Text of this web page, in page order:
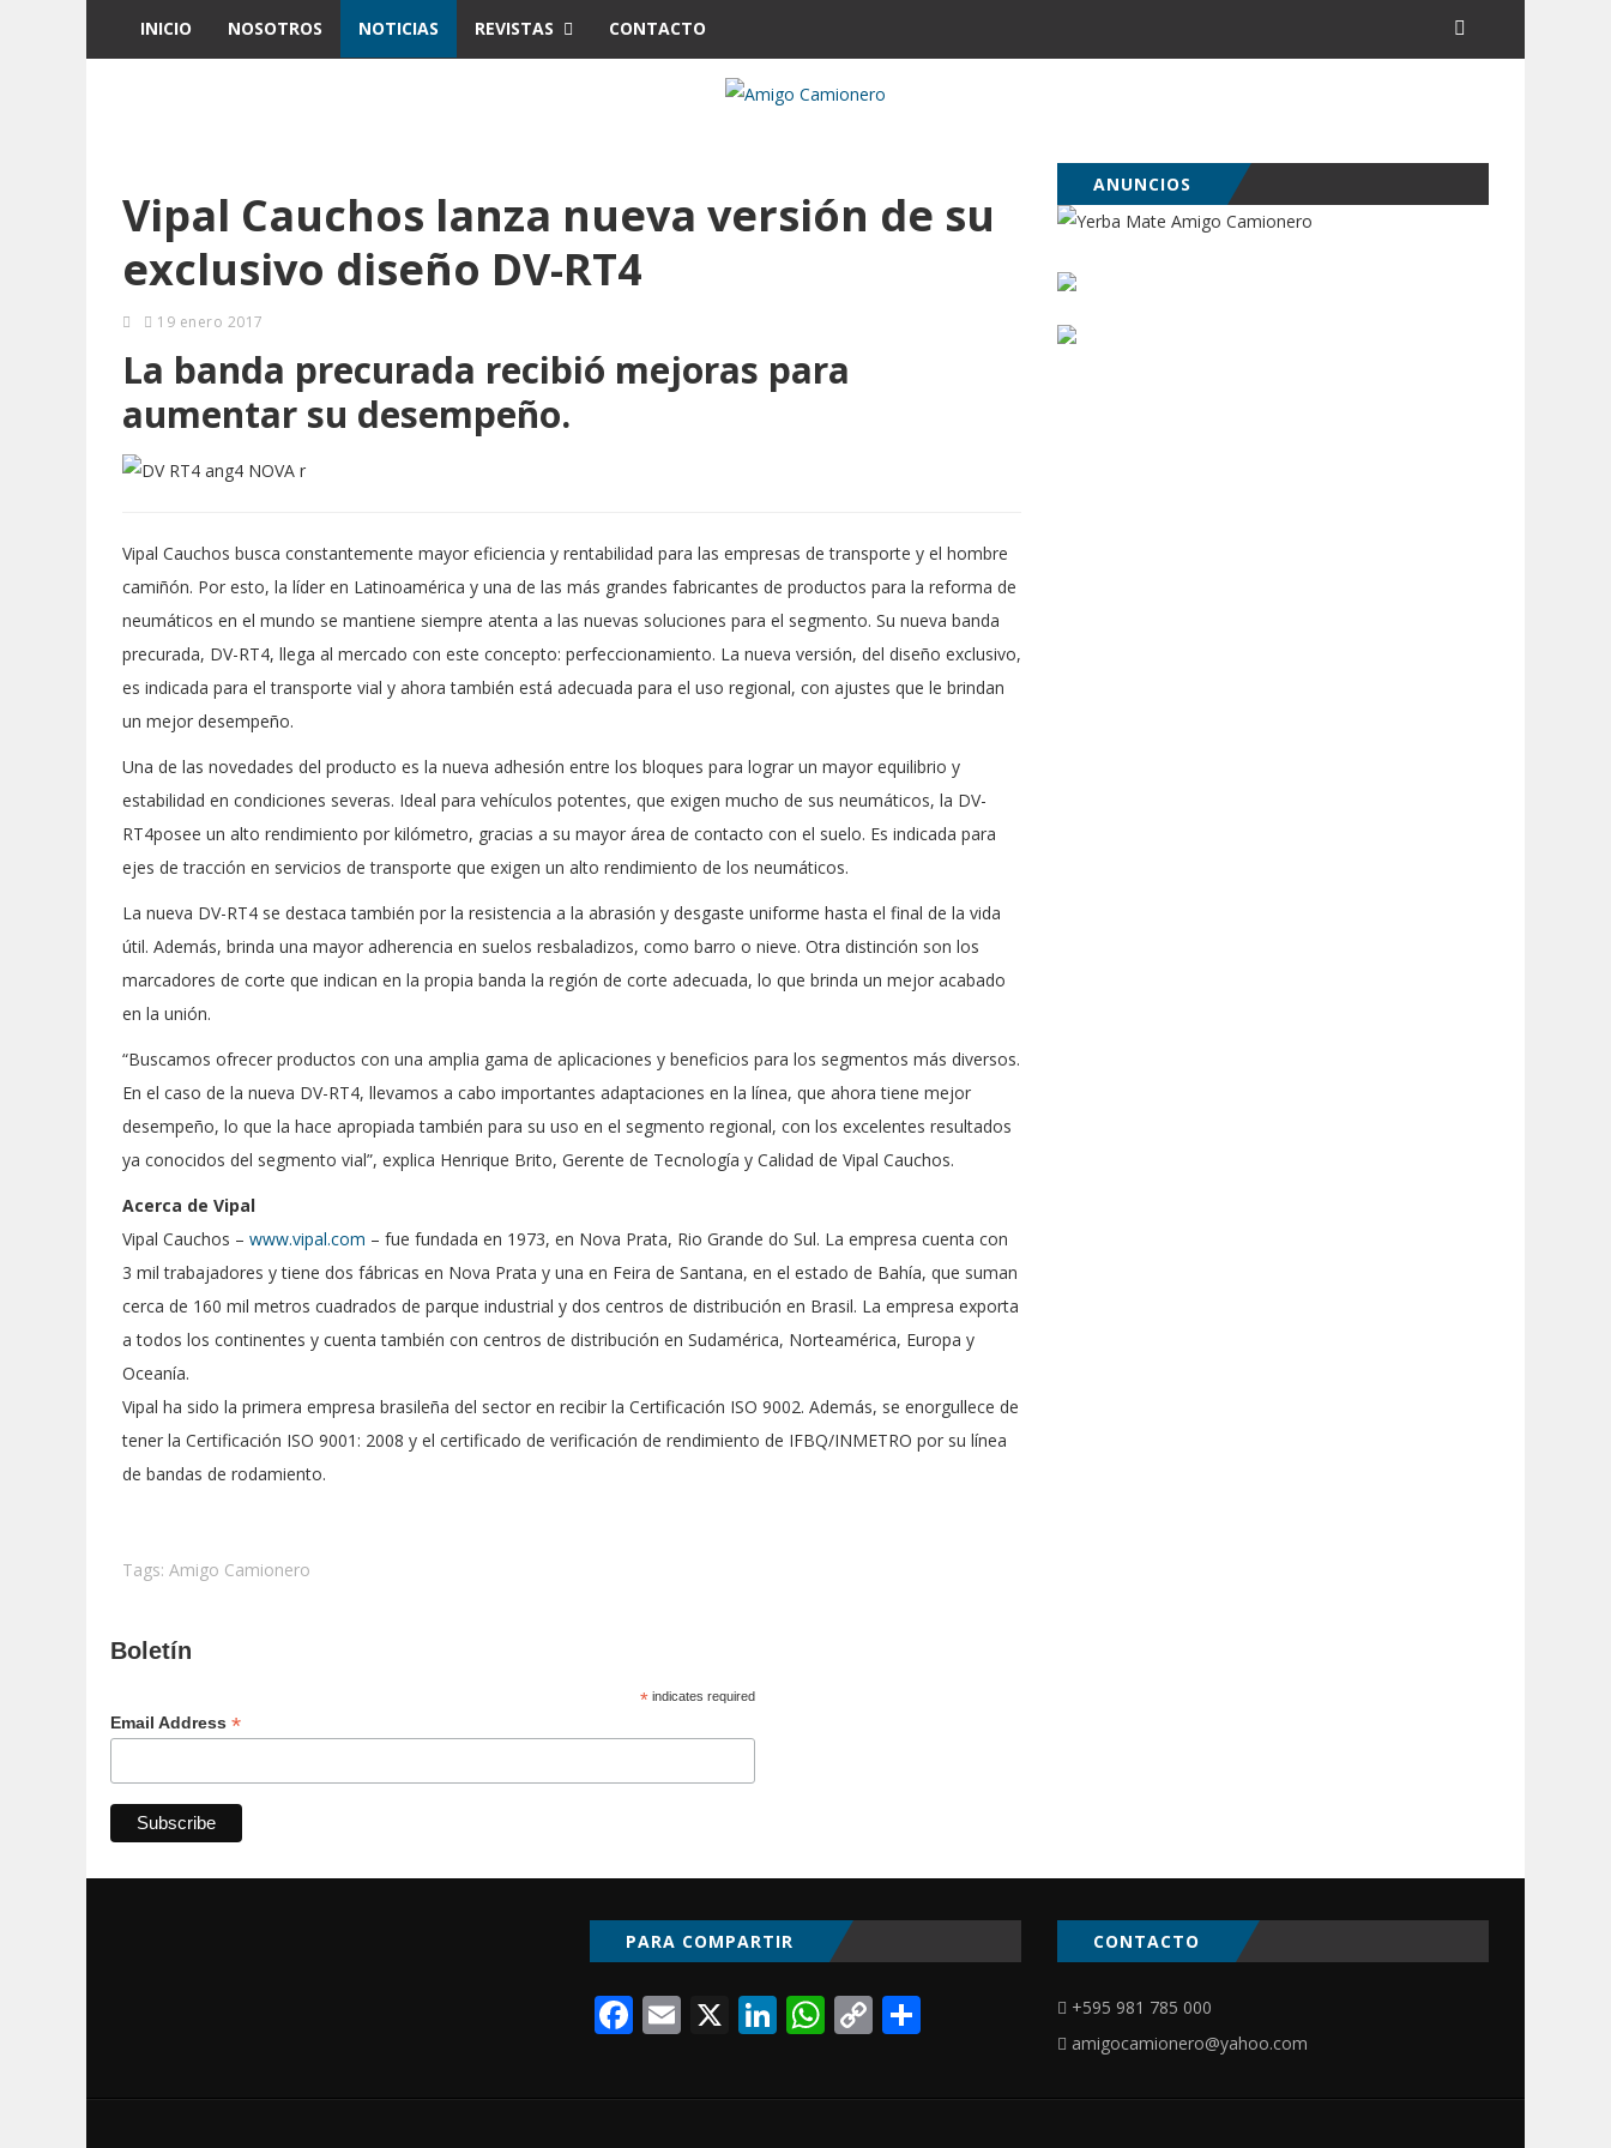
INICIO NOSOTROS NOTICIAS REVISTAS CONTACTO
Vipal Cauchos lanza nueva versión de su
exclusivo diseño DV-RT4
19 enero 2017
La banda precurada recibió mejoras para
aumentar su desempeño.
Vipal Cauchos busca constantemente mayor eficiencia y rentabilidad para las empresas de transporte y el hombre
camiñón. Por esto, la líder en Latinoamérica y una de las más grandes fabricantes de productos para la reforma de
neumáticos en el mundo se mantiene siempre atenta a las nuevas soluciones para el segmento. Su nueva banda
precurada, DV-RT4, llega al mercado con este concepto: perfeccionamiento. La nueva versión, del diseño exclusivo,
es indicada para el transporte vial y ahora también está adecuada para el uso regional, con ajustes que le brindan
un mejor desempeño.
Una de las novedades del producto es la nueva adhesión entre los bloques para lograr un mayor equilibrio y
estabilidad en condiciones severas. Ideal para vehículos potentes, que exigen mucho de sus neumáticos, la DV-
RT4posee un alto rendimiento por kilómetro, gracias a su mayor área de contacto con el suelo. Es indicada para
ejes de tracción en servicios de transporte que exigen un alto rendimiento de los neumáticos.
La nueva DV-RT4 se destaca también por la resistencia a la abrasión y desgaste uniforme hasta el final de la vida
útil. Además, brinda una mayor adherencia en suelos resbaladizos, como barro o nieve. Otra distinción son los
marcadores de corte que indican en la propia banda la región de corte adecuada, lo que brinda un mejor acabado
en la unión.
“Buscamos ofrecer productos con una amplia gama de aplicaciones y beneficios para los segmentos más diversos.
En el caso de la nueva DV-RT4, llevamos a cabo importantes adaptaciones en la línea, que ahora tiene mejor
desempeño, lo que la hace apropiada también para su uso en el segmento regional, con los excelentes resultados
ya conocidos del segmento vial”, explica Henrique Brito, Gerente de Tecnología y Calidad de Vipal Cauchos.
Acerca de Vipal
Vipal Cauchos – www.vipal.com – fue fundada en 1973, en Nova Prata, Rio Grande do Sul. La empresa cuenta con
3 mil trabajadores y tiene dos fábricas en Nova Prata y una en Feira de Santana, en el estado de Bahía, que suman
cerca de 160 mil metros cuadrados de parque industrial y dos centros de distribución en Brasil. La empresa exporta
a todos los continentes y cuenta también con centros de distribución en Sudamérica, Norteamérica, Europa y
Oceanía.
Vipal ha sido la primera empresa brasileña del sector en recibir la Certificación ISO 9002. Además, se enorgullece de
tener la Certificación ISO 9001: 2008 y el certificado de verificación de rendimiento de IFBQ/INMETRO por su línea
de bandas de rodamiento.
Tags: Amigo Camionero
ANUNCIOS
Boletín
*indicates required
Email Address *
PARA COMPARTIR
Facebook
Email
X LinkedIn
WhatsApp
CopyCompartir
CONTACTO
+595 981 785 000
amigocamionero@yahoo.com